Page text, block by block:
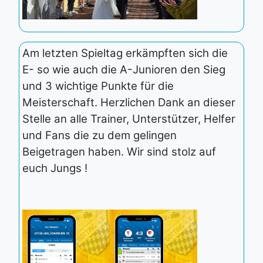
Am letzten Spieltag erkämpften sich die
E- so wie auch die A-Junioren den Sieg
und 3 wichtige Punkte für die
Meisterschaft. Herzlichen Dank an dieser
Stelle an alle Trainer, Unterstützer, Helfer
und Fans die zu dem gelingen
Beigetragen haben. Wir sind stolz auf
euch Jungs !